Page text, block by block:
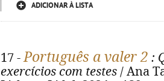
ADICIONAR À LISTA
17 -Português a valer 2 :
exercícios com testes / Ana